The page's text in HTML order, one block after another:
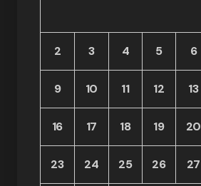
2 3 4 5 6
9 10 11 12 13
16 17 18 19 20
23 24 25 26 27